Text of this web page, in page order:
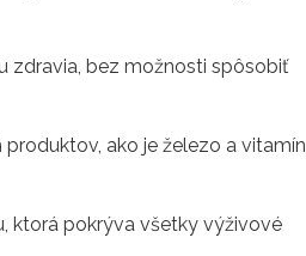
zdravia, bez možnosti spôsobiť
ako je železo a vitamín
ktorá pokrýva všetky výživové